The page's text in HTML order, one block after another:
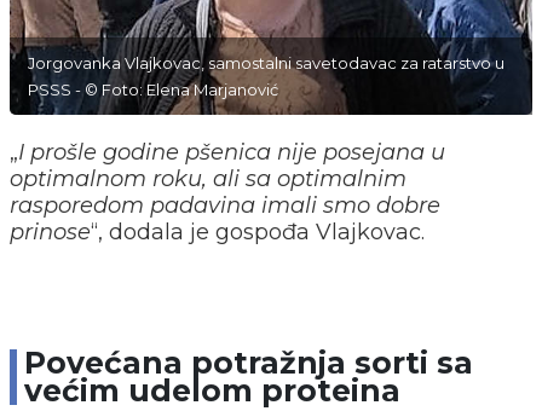
Jorgovanka Vlajkovac, samostalni savetodavac za ratarstvo u
PSSS - © Foto: Elena Marjanović
„I prošle godine pšenica nije posejana u
optimalnom roku, ali sa optimalnim
rasporedom padavina imali smo dobre
prinose“, dodala je gospođa Vlajkovac.
Povećana potražnja sorti sa
većim udelom proteina